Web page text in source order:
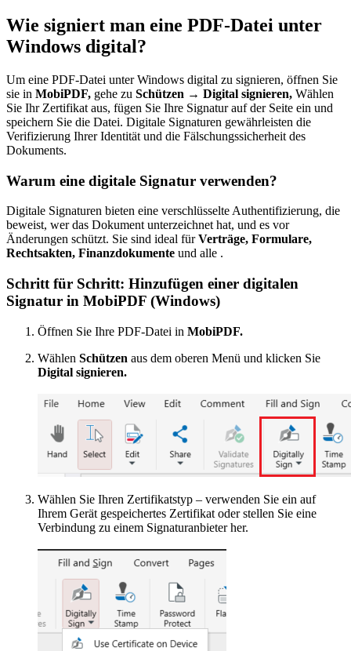
Wie signiert man eine PDF-Datei unter
Windows digital?
Um eine PDF-Datei unter Windows digital zu signieren, öffnen Sie
sie in MobiPDF, gehe zu Schützen → Digital signieren, Wählen
Sie Ihr Zertifikat aus, fügen Sie Ihre Signatur auf der Seite ein und
speichern Sie die Datei. Digitale Signaturen gewährleisten die
Verifizierung Ihrer Identität und die Fälschungssicherheit des
Dokuments.
Warum eine digitale Signatur verwenden?
Digitale Signaturen bieten eine verschlüsselte Authentifizierung, die
beweist, wer das Dokument unterzeichnet hat, und es vor
Änderungen schützt. Sie sind ideal fürVerträge, Formulare,
Rechtsakten, Finanzdokumente und alle .
Schritt für Schritt: Hinzufügen einer digitalen
Signatur in MobiPDF (Windows)
Öffnen Sie Ihre PDF-Datei in MobiPDF.
Wählen Schützen aus dem oberen Menü und klicken Sie
Digital signieren.
Wählen Sie Ihren Zertifikatstyp – verwenden Sie ein auf
Ihrem Gerät gespeichertes Zertifikat oder stellen Sie eine
Verbindung zu einem Signaturanbieter her.